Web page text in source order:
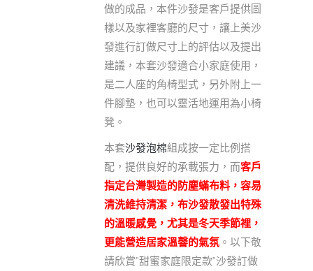
做的成品，本件沙發是客戶提供圖
樣以及家裡客廳的尺寸，讓上美沙
發進行訂做尺寸上的評估以及提出
建議，本套沙發適合小家庭使用，
是二人座的角椅型式，另外附上一
件腳墊，也可以靈活地運用為小椅
凳。
本套沙發泡棉組成按一定比例搭
配，提供良好的承載張力，而客戶
指定台灣製造的防塵蟎布料，容易
清洗維持清潔，布沙發散發出特殊
的溫暖感覺，尤其是冬天季節裡，
更能營造居家溫韾的氣氛 。以下敬
請欣賞”甜蜜家庭限定款”沙發訂做